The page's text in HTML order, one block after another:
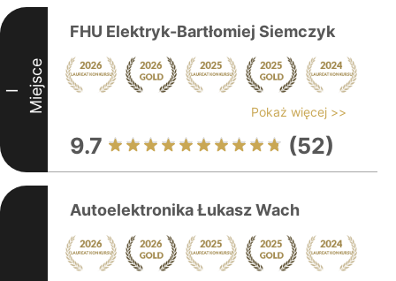
I Miejsce
FHU Elektryk-Bartłomiej Siemczyk
Pokaż więcej >>
9.7 (52)
Autoelektronika Łukasz Wach